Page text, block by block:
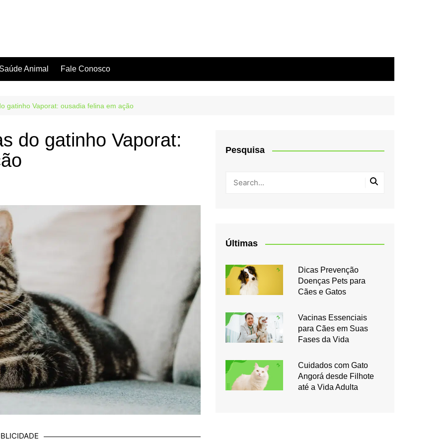
Animal Fale Conosco
gatinho Vaporat: ousadia felina em ação
do gatinho Vaporat:
Pesquisa
Últimas
Dicas Prevenção
Doenças Pets para
Cães e Gatos
Vacinas Essenciais
para Cães em Suas
Fases da Vida
Cuidados com Gato
Angorá desde Filhote
até a Vida Adulta